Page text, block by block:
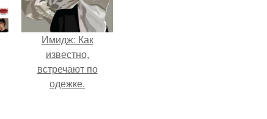
Имидж: Как
известно,
встречают по
одежке.